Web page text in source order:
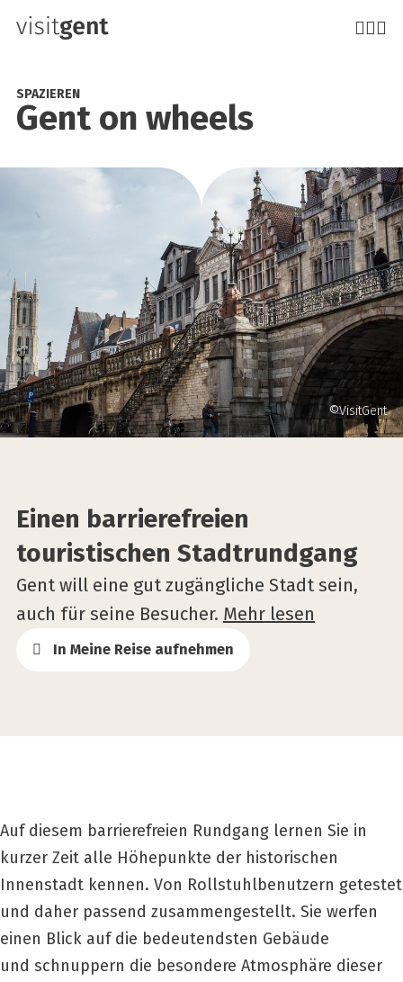
Direkt
zum
Gent on wheels
SPAZIEREN
©VisitGent
Einen barrierefreien
touristischen Stadtrundgang
Gent will eine gut zugängliche Stadt sein,
auch für seine Besucher. Mehr lesen
In Meine Reise aufnehmen
Auf diesem barrierefreien Rundgang lernen Sie in
kurzer Zeit alle Höhepunkte der historischen
Innenstadt kennen. Von Rollstuhlbenutzern getestet
und daher passend zusammengestellt. Sie werfen
einen Blick auf die bedeutendsten Gebäude
und schnuppern die besondere Atmosphäre dieser